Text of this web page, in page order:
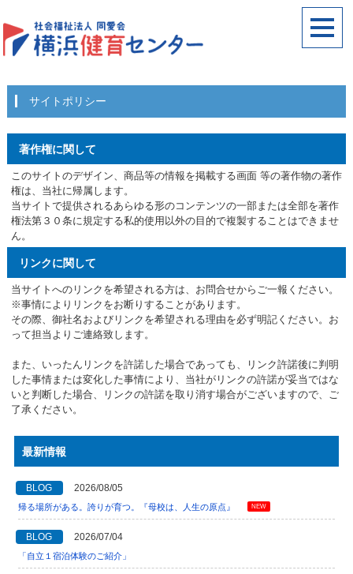
サイトポリシー
著作権に関して
このサイトのデザイン、商品等の情報を掲載する画面 等の著作物の著作
権は、当社に帰属します。
当サイトで提供されるあらゆる形のコンテンツの一部または全部を著作
権法第３０条に規定する私的使用以外の目的で複製することはできませ
ん。
リンクに関して
当サイトへのリンクを希望される方は、お問合せからご一報ください。
※事情によりリンクをお断りすることがあります。
その際、御社名およびリンクを希望される理由を必ず明記ください。お
って担当よりご連絡致します。
また、いったんリンクを許諾した場合であっても、リンク許諾後に判明
した事情または変化した事情により、当社がリンクの許諾が妥当ではな
いと判断した場合、リンクの許諾を取り消す場合がございますので、ご
了承ください。
最新情報
BLOG 2026/08/05
帰る場所がある。誇りが育つ。『母校は、人生の原点』 NEW
BLOG 2026/07/04
「自立１宿泊体験のご紹介」